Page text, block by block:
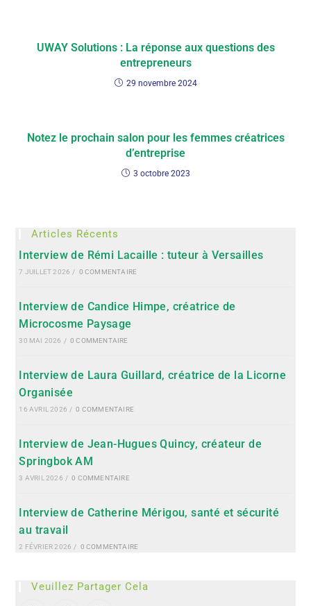
UWAY Solutions : La réponse aux questions des
entrepreneurs
29 novembre 2024
Notez le prochain salon pour les femmes créatrices
d’entreprise
3 octobre 2023
Articles Récents
Interview de Rémi Lacaille : tuteur à Versailles
7 JUILLET 2026 / 0 COMMENTAIRE
Interview de Candice Himpe, créatrice de
Microcosme Paysage
30 MAI 2026 / 0 COMMENTAIRE
Interview de Laura Guillard, créatrice de la Licorne
Organisée
16 AVRIL 2026 / 0 COMMENTAIRE
Interview de Jean-Hugues Quincy, créateur de
Springbok AM
3 AVRIL 2026 / 0 COMMENTAIRE
Interview de Catherine Mérigou, santé et sécurité
au travail
2 FÉVRIER 2026 / 0 COMMENTAIRE
Veuillez Partager Cela